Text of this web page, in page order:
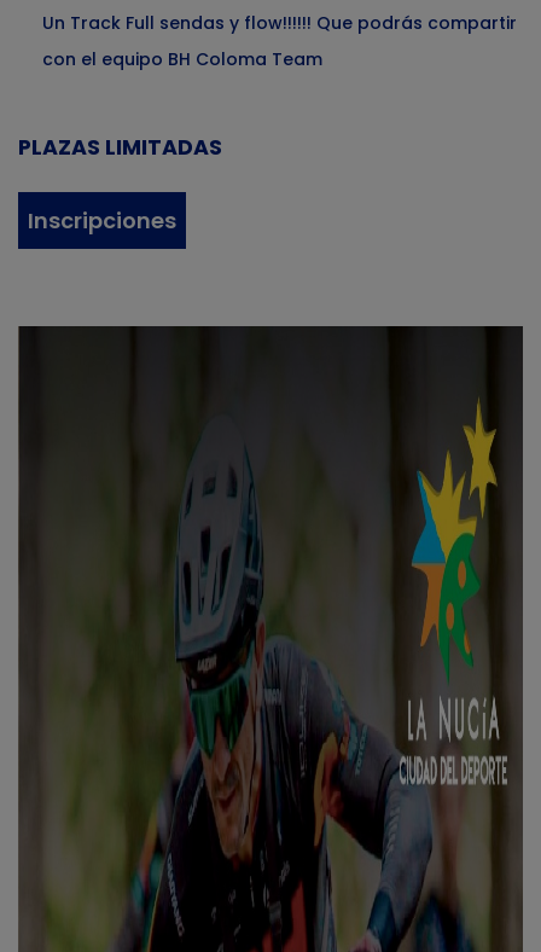
Un Track Full sendas y flow!!!!!! Que podrás compartir
con el equipo BH Coloma Team
PLAZAS LIMITADAS
Inscripciones